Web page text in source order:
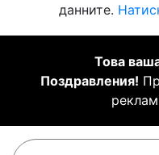
данните.
Това
Поздравления!